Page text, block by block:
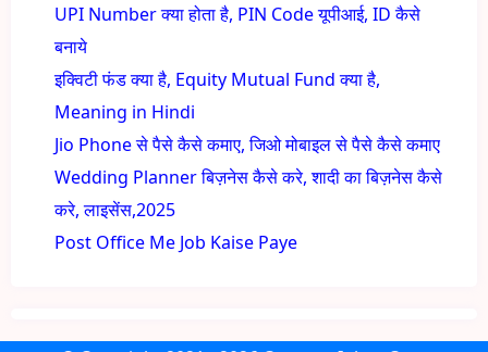
UPI Number क्या होता है, PIN Code यूपीआई, ID कैसे
बनाये
इक्विटी फंड क्या है, Equity Mutual Fund क्या है,
Meaning in Hindi
Jio Phone से पैसे कैसे कमाए, जिओ मोबाइल से पैसे कैसे कमाए
Wedding Planner बिज़नेस कैसे करे, शादी का बिज़नेस कैसे
करे, लाइसेंस,2025
Post Office Me Job Kaise Paye